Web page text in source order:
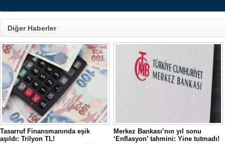
Diğer Haberler
Tasarruf Finansmanında eşik
aşıldı: Trilyon TL!
Merkez Bankası’nın yıl sonu
‘Enflasyon’ tahmini: Yine tutmadı!